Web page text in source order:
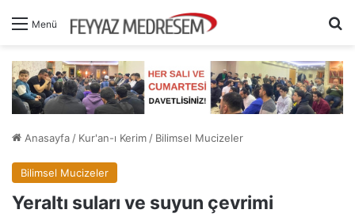
Menü
Anasayfa / Kur'an-ı Kerim / Bilimsel Mucizeler
Bilimsel Mucizeler
Yeraltı suları ve suyun çevrimi